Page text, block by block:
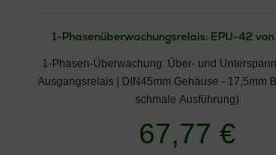
1-Phasenüberwachungsrelais: EPU-42
1-Phasen-Überwachung: Über- und
Ausgangsrelais | DIN45mm Gehäuse - 17,5mm
schmale Ausführung)
67,77 €